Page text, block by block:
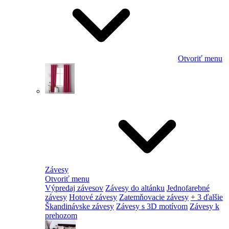
Otvoriť menu
Závesy
Otvoriť menu
Výpredaj závesov Závesy do altánku Jednofarebné
závesy Hotové závesy Zatemňovacie závesy + 3 ďalšie
Škandinávske závesy Závesy s 3D motívom Závesy k
prehozom